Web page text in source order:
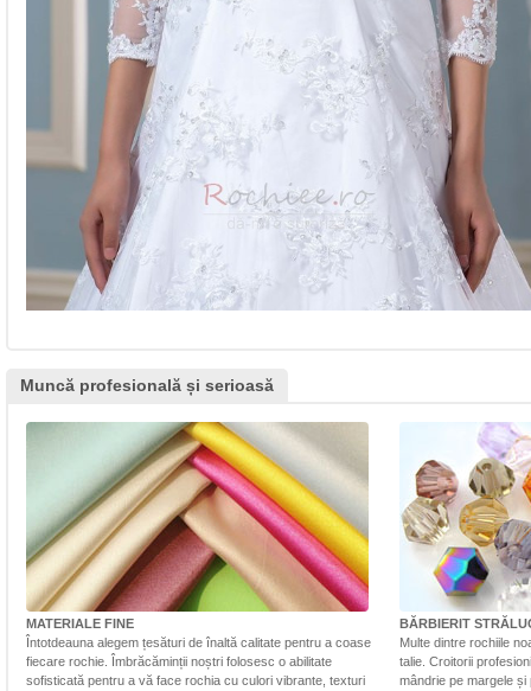
Muncă profesională și serioasă
MATERIALE FINE
Întotdeauna alegem țesături de înaltă calitate pentru a coase
fiecare rochie. Îmbrăcăminții noștri folosesc o abilitate
sofisticată pentru a vă face rochia cu culori vibrante, texturi
BĂRBIERIT
Multe dintre rochiile
talie. Croitorii
mândrie pe margele